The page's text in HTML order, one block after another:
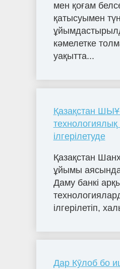
мен қоғам
қатысуымен
кәмелетке
уақытта...
Қазақстан
ілгерілетуде
Қазақстан
ұйымы
Даму банкі
ілгерілетіп,
Дар Кӯлоб бо